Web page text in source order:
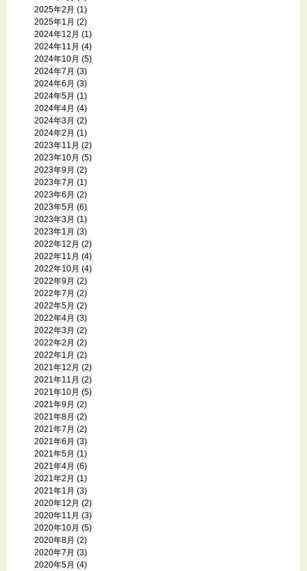
2025年2月 (1)
2025年1月 (2)
2024年12月 (1)
2024年11月 (4)
2024年10月 (5)
2024年7月 (3)
2024年6月 (3)
2024年5月 (1)
2024年4月 (4)
2024年3月 (2)
2024年2月 (1)
2023年11月 (2)
2023年10月 (5)
2023年9月 (2)
2023年7月 (1)
2023年6月 (2)
2023年5月 (6)
2023年3月 (1)
2023年1月 (3)
2022年12月 (2)
2022年11月 (4)
2022年10月 (4)
2022年9月 (2)
2022年7月 (2)
2022年5月 (2)
2022年4月 (3)
2022年3月 (2)
2022年2月 (2)
2022年1月 (2)
2021年12月 (2)
2021年11月 (2)
2021年10月 (5)
2021年9月 (2)
2021年8月 (2)
2021年7月 (2)
2021年6月 (3)
2021年5月 (1)
2021年4月 (6)
2021年2月 (1)
2021年1月 (3)
2020年12月 (2)
2020年11月 (3)
2020年10月 (5)
2020年8月 (2)
2020年7月 (3)
2020年5月 (4)